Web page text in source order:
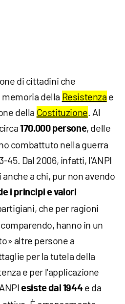
di cittadini che
della Resistenza e
della Costituzione. Al
170.000 persone, delle
combattuto nella guerra
45. Dal 2006, infatti, l’ANPI
a chi, pur non avendo
i principi e valori
che per ragioni
hanno in un
altre persone a
per la tutela della
e per l'applicazione
esiste dal 1944e da